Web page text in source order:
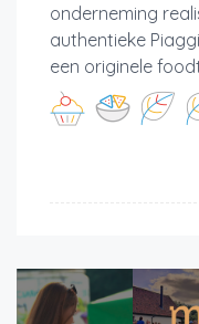
onderneming
authentieke
een originele